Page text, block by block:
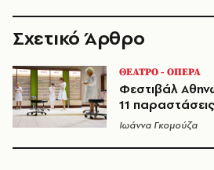
Σχετικό Άρθρο
ΘΕΑΤΡΟ - ΟΠΕΡΑ
Φεστιβάλ
11
Ιωάννα Γκομούζα